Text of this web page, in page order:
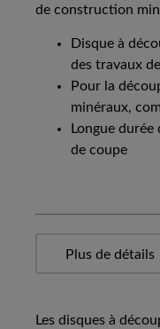
de construction
Disque à
des travaux
Pour la
minéraux,
Longue
de coupe
Les disques à